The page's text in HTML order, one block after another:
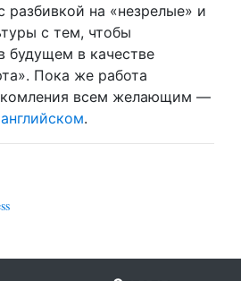
разбивкой на «незрелые» и
с тем, чтобы
будущем в качестве
Пока же работа
всем желающим —
.